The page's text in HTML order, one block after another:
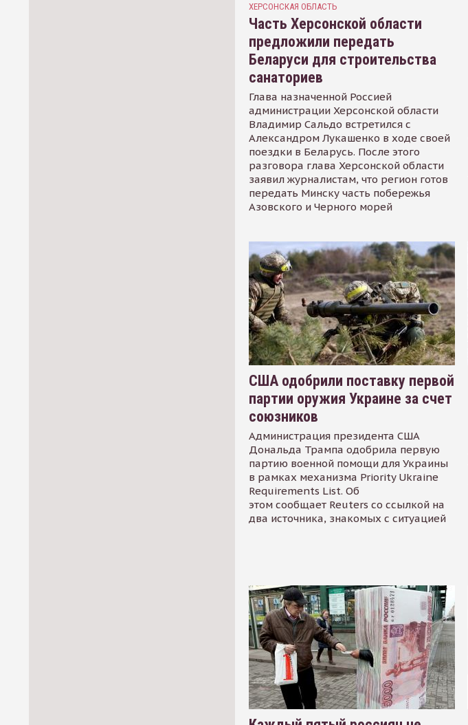
ХЕРСОНСКАЯ ОБЛАСТЬ
Часть Херсонской области
предложили передать
Беларуси для строительства
санаториев
Глава назначенной Россией
администрации Херсонской области
Владимир Сальдо встретился с
Александром Лукашенко в ходе своей
поездки в Беларусь. После этого
разговора глава Херсонской области
заявил журналистам, что регион готов
передать Минску часть побережья
Азовского и Черного морей
США одобрили поставку первой
партии оружия Украине за счет
союзников
Администрация президента США
Дональда Трампа одобрила первую
партию военной помощи для Украины
в рамках механизма Priority Ukraine
Requirements List. Об
этом сообщает Reuters со ссылкой на
два источника, знакомых с ситуацией